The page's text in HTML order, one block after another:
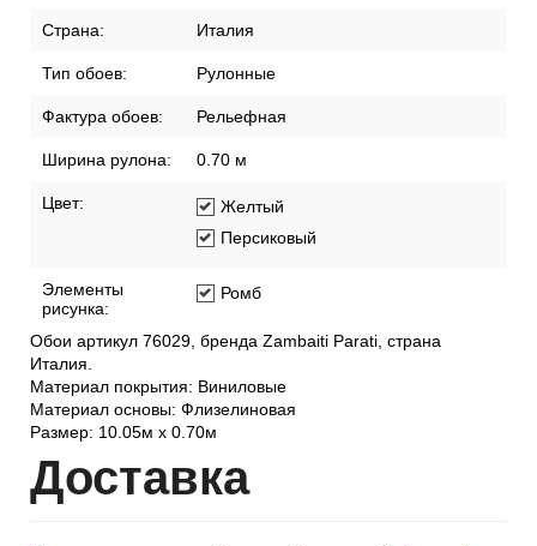
Страна: Италия
Тип обоев: Рулонные
Фактура обоев: Рельефная
Ширина рулона: 0.70 м
Цвет:
Желтый
Персиковый
Элементы
рисунка:
Ромб
Обои артикул 76029, бренда Zambaiti Parati, страна
Италия.
Материал покрытия: Виниловые
Материал основы: Флизелиновая
Размер: 10.05м х 0.70м
Доставка